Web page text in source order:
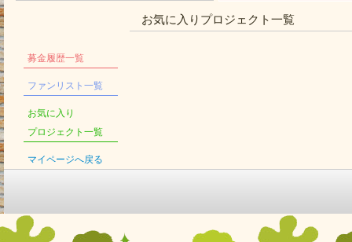
募金履歴一覧
ファンリスト一覧
お気に入り
プロジェクト一覧
マイページへ戻る
お気に入りプロジェクト一覧